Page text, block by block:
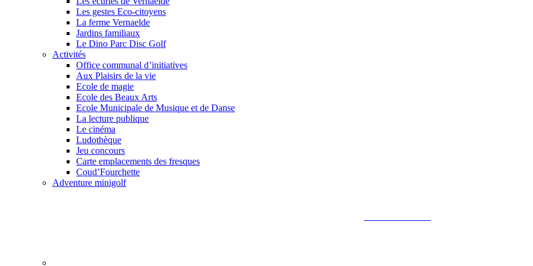
Les gestes Eco-citoyens
La ferme Vernaelde
Jardins familiaux
Le Dino Parc Disc Golf
Activités
Office communal d’initiatives
Aux Plaisirs de la vie
Ecole de magie
Ecole des Beaux Arts
Ecole Municipale de Musique et de Danse
La lecture publique
Le cinéma
Ludothèque
Jeu concours
Carte emplacements des fresques
Coud’Fourchette
Adventure minigolf